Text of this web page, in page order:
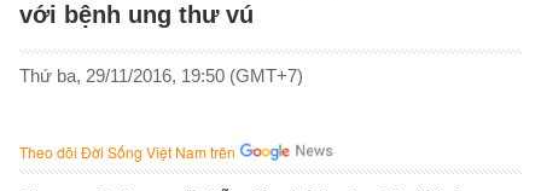
với bệnh ung thư vú
Thứ ba, 29/11/2016, 19:50 (GMT+7)
Theo dõi Đời Sống Việt Nam trên